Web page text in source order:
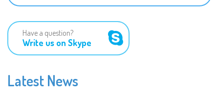
Have a question?
Write us on Skype
Latest News